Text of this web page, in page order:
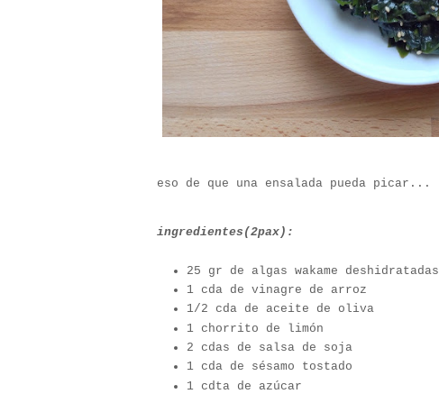
eso de que una ensalada pueda picar...
ingredientes(2pax):
25 gr de algas wakame deshidratadas
1 cda de vinagre de arroz
1/2 cda de aceite de oliva
1 chorrito de limón
2 cdas de salsa de soja
1 cda de sésamo tostado
1 cdta de azúcar